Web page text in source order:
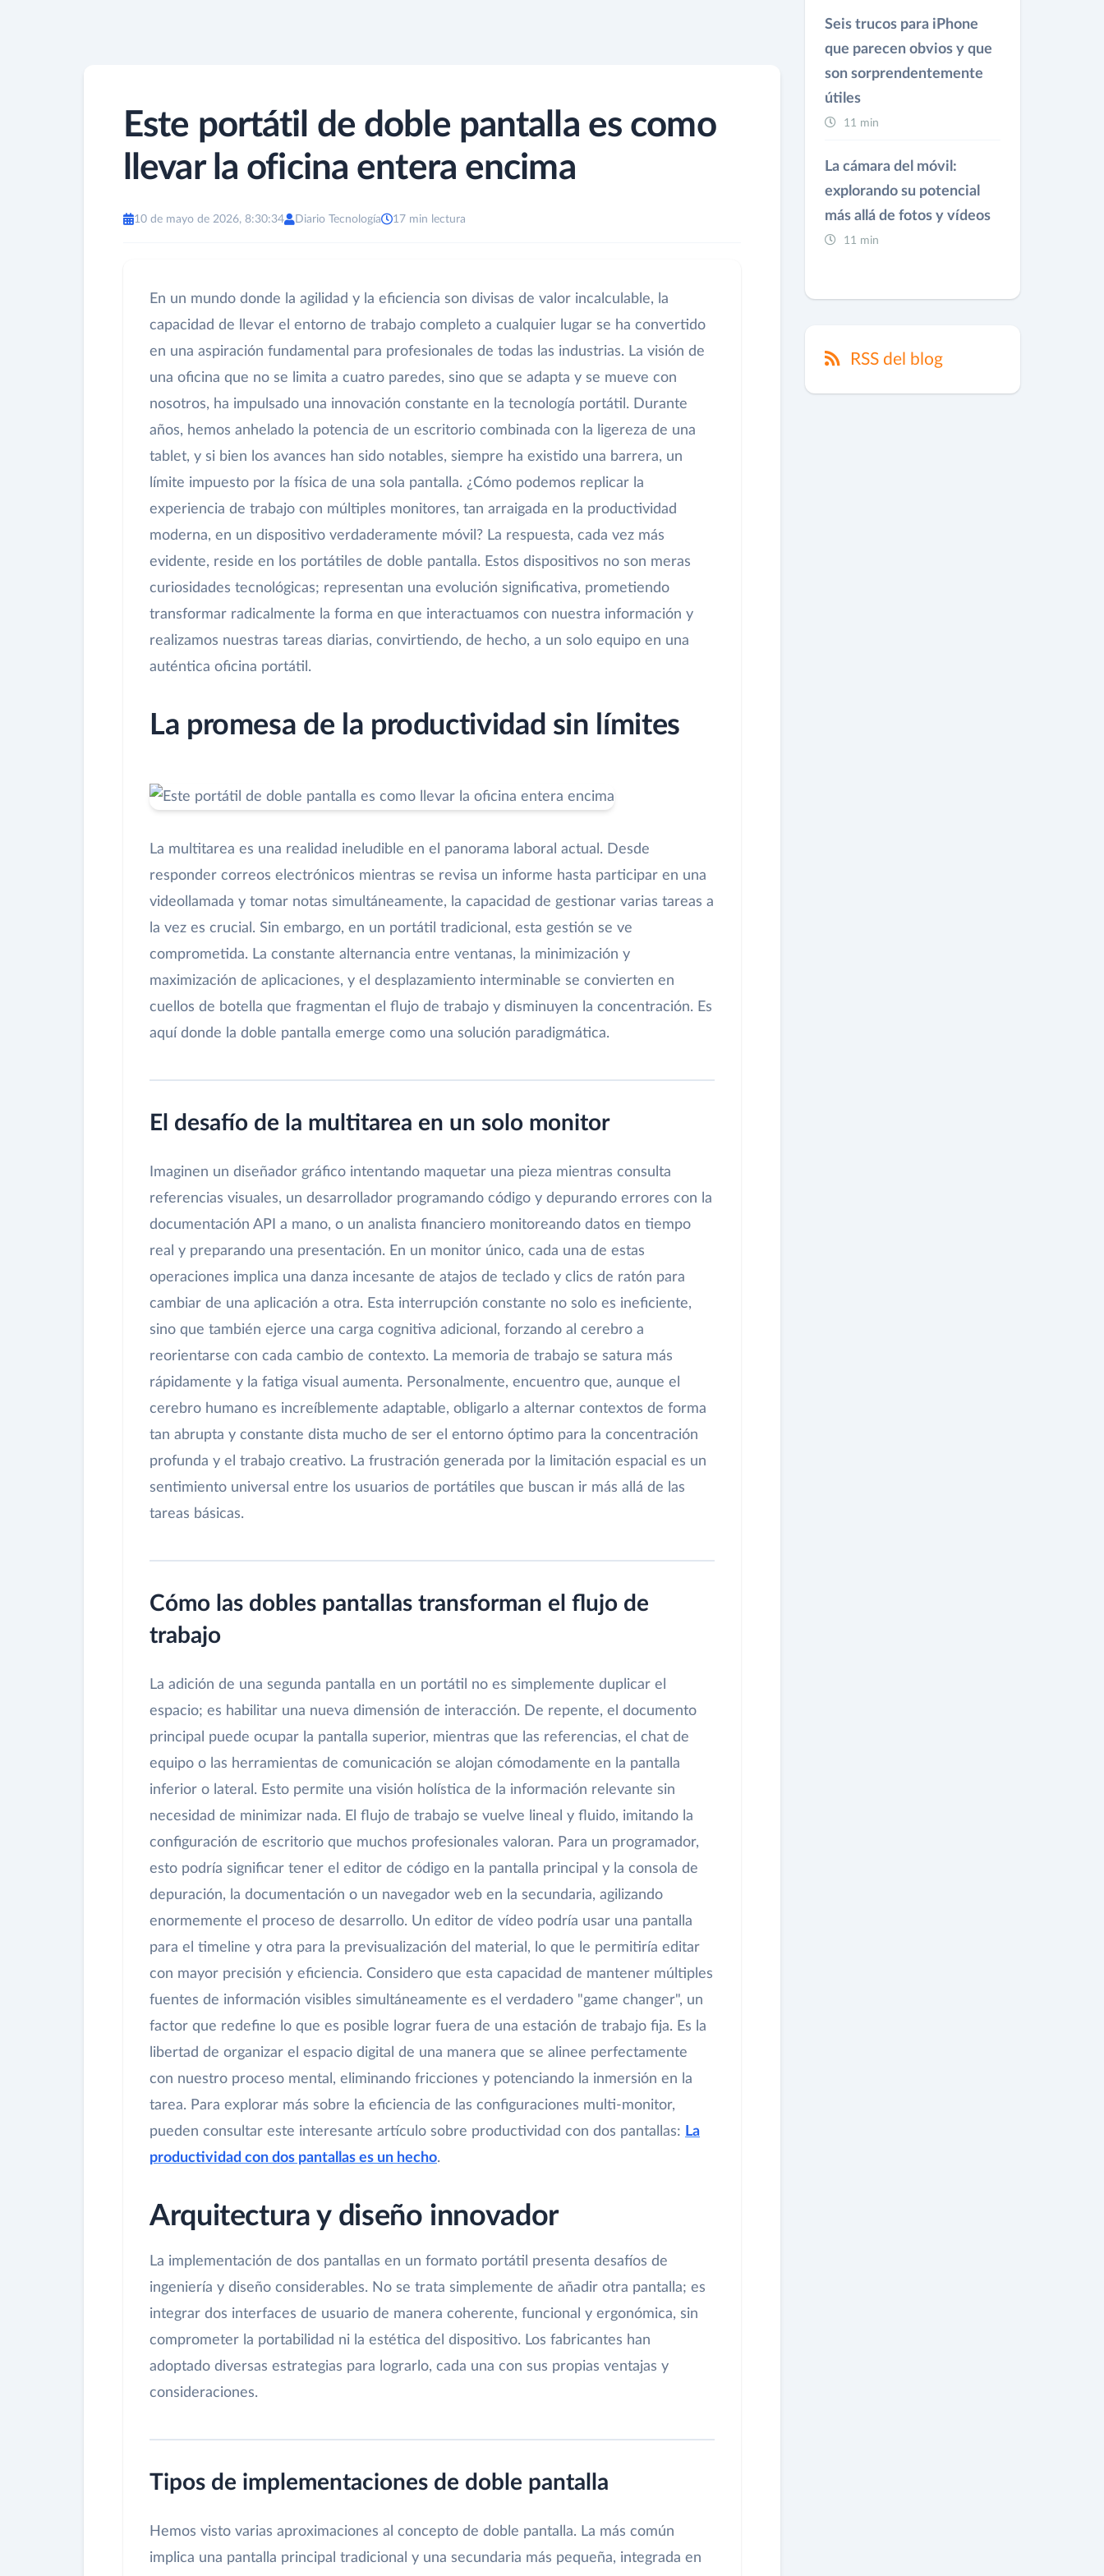
Este portátil de doble pantalla es como
llevar la oficina entera encima
10 de mayo de 2026, 8:30:34 Diario Tecnología 17 min lectura
En un mundo donde la agilidad y la eficiencia son divisas de valor incalculable, la
capacidad de llevar el entorno de trabajo completo a cualquier lugar se ha convertido
en una aspiración fundamental para profesionales de todas las industrias. La visión de
una oficina que no se limita a cuatro paredes, sino que se adapta y se mueve con
nosotros, ha impulsado una innovación constante en la tecnología portátil. Durante
años, hemos anhelado la potencia de un escritorio combinada con la ligereza de una
tablet, y si bien los avances han sido notables, siempre ha existido una barrera, un
límite impuesto por la física de una sola pantalla. ¿Cómo podemos replicar la
experiencia de trabajo con múltiples monitores, tan arraigada en la productividad
moderna, en un dispositivo verdaderamente móvil? La respuesta, cada vez más
evidente, reside en los portátiles de doble pantalla. Estos dispositivos no son meras
curiosidades tecnológicas; representan una evolución significativa, prometiendo
transformar radicalmente la forma en que interactuamos con nuestra información y
realizamos nuestras tareas diarias, convirtiendo, de hecho, a un solo equipo en una
auténtica oficina portátil.
La promesa de la productividad sin límites
La multitarea es una realidad ineludible en el panorama laboral actual. Desde
responder correos electrónicos mientras se revisa un informe hasta participar en una
videollamada y tomar notas simultáneamente, la capacidad de gestionar varias tareas a
la vez es crucial. Sin embargo, en un portátil tradicional, esta gestión se ve
comprometida. La constante alternancia entre ventanas, la minimización y
maximización de aplicaciones, y el desplazamiento interminable se convierten en
cuellos de botella que fragmentan el flujo de trabajo y disminuyen la concentración. Es
aquí donde la doble pantalla emerge como una solución paradigmática.
El desafío de la multitarea en un solo monitor
Imaginen un diseñador gráfico intentando maquetar una pieza mientras consulta
referencias visuales, un desarrollador programando código y depurando errores con la
documentación API a mano, o un analista financiero monitoreando datos en tiempo
real y preparando una presentación. En un monitor único, cada una de estas
operaciones implica una danza incesante de atajos de teclado y clics de ratón para
cambiar de una aplicación a otra. Esta interrupción constante no solo es ineficiente,
sino que también ejerce una carga cognitiva adicional, forzando al cerebro a
reorientarse con cada cambio de contexto. La memoria de trabajo se satura más
rápidamente y la fatiga visual aumenta. Personalmente, encuentro que, aunque el
cerebro humano es increíblemente adaptable, obligarlo a alternar contextos de forma
tan abrupta y constante dista mucho de ser el entorno óptimo para la concentración
profunda y el trabajo creativo. La frustración generada por la limitación espacial es un
sentimiento universal entre los usuarios de portátiles que buscan ir más allá de las
tareas básicas.
Cómo las dobles pantallas transforman el flujo de
trabajo
La adición de una segunda pantalla en un portátil no es simplemente duplicar el
espacio; es habilitar una nueva dimensión de interacción. De repente, el documento
principal puede ocupar la pantalla superior, mientras que las referencias, el chat de
equipo o las herramientas de comunicación se alojan cómodamente en la pantalla
inferior o lateral. Esto permite una visión holística de la información relevante sin
necesidad de minimizar nada. El flujo de trabajo se vuelve lineal y fluido, imitando la
configuración de escritorio que muchos profesionales valoran. Para un programador,
esto podría significar tener el editor de código en la pantalla principal y la consola de
depuración, la documentación o un navegador web en la secundaria, agilizando
enormemente el proceso de desarrollo. Un editor de vídeo podría usar una pantalla
para el timeline y otra para la previsualización del material, lo que le permitiría editar
con mayor precisión y eficiencia. Considero que esta capacidad de mantener múltiples
fuentes de información visibles simultáneamente es el verdadero "game changer", un
factor que redefine lo que es posible lograr fuera de una estación de trabajo fija. Es la
libertad de organizar el espacio digital de una manera que se alinee perfectamente
con nuestro proceso mental, eliminando fricciones y potenciando la inmersión en la
tarea. Para explorar más sobre la eficiencia de las configuraciones multi-monitor,
pueden consultar este interesante artículo sobre productividad con dos pantallas: La
productividad con dos pantallas es un hecho.
Arquitectura y diseño innovador
La implementación de dos pantallas en un formato portátil presenta desafíos de
ingeniería y diseño considerables. No se trata simplemente de añadir otra pantalla; es
integrar dos interfaces de usuario de manera coherente, funcional y ergonómica, sin
comprometer la portabilidad ni la estética del dispositivo. Los fabricantes han
adoptado diversas estrategias para lograrlo, cada una con sus propias ventajas y
consideraciones.
Tipos de implementaciones de doble pantalla
Hemos visto varias aproximaciones al concepto de doble pantalla. La más común
implica una pantalla principal tradicional y una secundaria más pequeña, integrada en
Seis trucos para iPhone
que parecen obvios y que
son sorprendentemente
útiles
11 min
La cámara del móvil:
explorando su potencial
más allá de fotos y vídeos
11 min
RSS del blog